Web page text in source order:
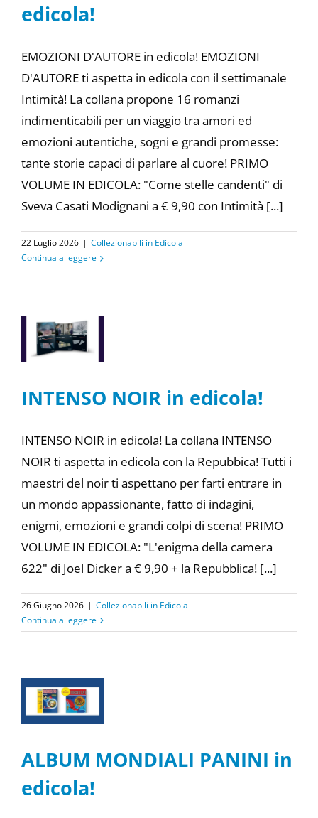
edicola!
EMOZIONI D'AUTORE in edicola! EMOZIONI
D'AUTORE ti aspetta in edicola con il settimanale
Intimità! La collana propone 16 romanzi
indimenticabili per un viaggio tra amori ed
emozioni autentiche, sogni e grandi promesse:
tante storie capaci di parlare al cuore! PRIMO
VOLUME IN EDICOLA: "Come stelle candenti" di
Sveva Casati Modignani a € 9,90 con Intimità [...]
22 Luglio 2026 | Collezionabili in Edicola
Continua a leggere
INTENSO NOIR in edicola!
INTENSO NOIR in edicola! La collana INTENSO
NOIR ti aspetta in edicola con la Repubbica! Tutti i
maestri del noir ti aspettano per farti entrare in
un mondo appassionante, fatto di indagini,
enigmi, emozioni e grandi colpi di scena! PRIMO
VOLUME IN EDICOLA: "L'enigma della camera
622" di Joel Dicker a € 9,90 + la Repubblica! [...]
26 Giugno 2026 | Collezionabili in Edicola
Continua a leggere
ALBUM MONDIALI PANINI in
edicola!